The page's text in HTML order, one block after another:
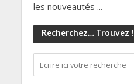
les nouveautés ...
Recherchez… Trouvez !